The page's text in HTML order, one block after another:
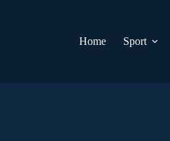
Home
Sport